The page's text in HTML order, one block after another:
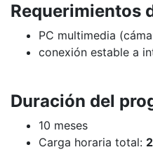
Requerimientos
PC multimedia
conexión estable a
Duración del
10 meses
Carga horaria total: